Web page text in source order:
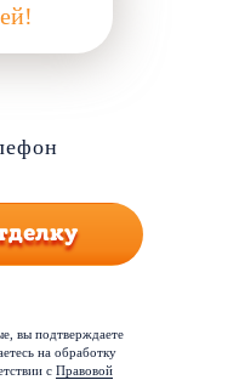
вы подтверждаете
на обработку
с Правовой